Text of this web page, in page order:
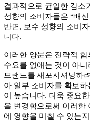
결과적으로 균일한 감소
성향의 소비자들은 “배
반면, 보수 성향의 소비
니다.
이러한 양분은 전략적
수요를 없애는 것이 아
브랜드를 재포지셔닝하
아 일부 소비자를 확보
이 높습니다. 더욱 중요
을 변경함으로써 이러한
에 영향을 미칠 수 있는